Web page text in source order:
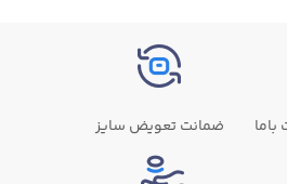
ضمانت تعویض سایز